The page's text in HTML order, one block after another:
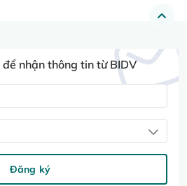
nhận thông tin từ BIDV
Đăng ký